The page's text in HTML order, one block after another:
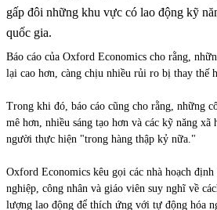
gấp đôi những khu vực có lao động kỹ
quốc gia.
Báo cáo của Oxford Economics cho rằng,
lại cao hơn, càng chịu nhiều rủi ro bị thay thế
Trong khi đó, báo cáo cũng cho rằng, những
mê hơn, nhiều sáng tạo hơn và các kỹ năng xã
người thực hiện "trong hàng thập kỷ nữa."
Oxford Economics kêu gọi các nhà hoạch định
nghiệp, công nhân và giáo viên suy nghĩ về
lượng lao động để thích ứng với tự động hóa